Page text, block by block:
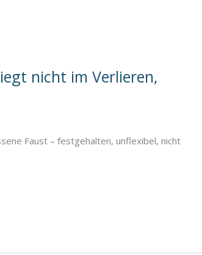
nicht im Verlieren,
Faust – festgehalten, unflexibel, nicht